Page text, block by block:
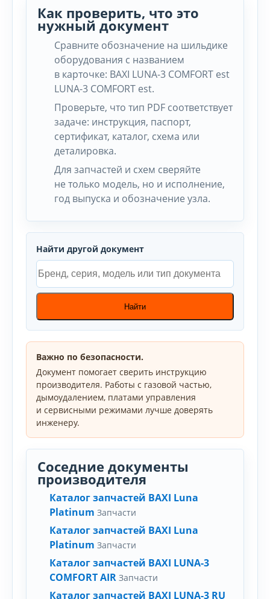
Как проверить, что это
нужный документ
Сравните обозначение на шильдике
оборудования с названием
в карточке: BAXI LUNA-3 COMFORT est
LUNA-3 COMFORT est.
Проверьте, что тип PDF соответствует
задаче: инструкция, паспорт,
сертификат, каталог, схема или
деталировка.
Для запчастей и схем сверяйте
не только модель, но и исполнение,
год выпуска и обозначение узла.
Найти другой документ
Найти
Важно по безопасности.
Документ помогает сверить инструкцию
производителя. Работы с газовой частью,
дымоудалением, платами управления
и сервисными режимами лучше доверять
инженеру.
Соседние документы
производителя
Каталог запчастей BAXI Luna
Platinum Запчасти
Каталог запчастей BAXI Luna
Platinum Запчасти
Каталог запчастей BAXI LUNA-3
COMFORT AIR Запчасти
Каталог запчастей BAXI LUNA-3 RU